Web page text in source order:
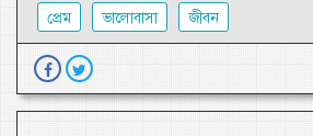
প্রেম ভালোবাসা জীবন